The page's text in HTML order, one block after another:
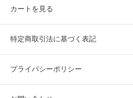
カートを見る
特定商取引法に基づく表記
プライバシーポリシー